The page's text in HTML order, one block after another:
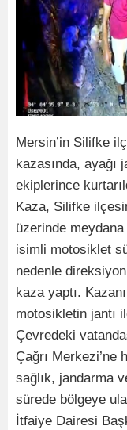
Mersin’in Silifke
kazasında, ayağı
ekiplerince
Kaza, Silifke
üzerinde
isimli motosiklet
nedenle
kaza yaptı.
motosikletin jantı
Çevredeki
Çağrı
sağlık, jandarma
sürede bölgeye
İtfaiye Dairesi